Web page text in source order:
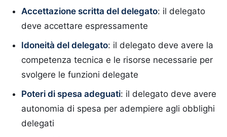
Accettazione scritta del delegato: il delegato
deve accettare espressamente
Idoneità del delegato: il delegato deve avere la
competenza tecnica e le risorse necessarie per
svolgere le funzioni delegate
Poteri di spesa adeguati: il delegato deve avere
autonomia di spesa per adempiere agli obblighi
delegati